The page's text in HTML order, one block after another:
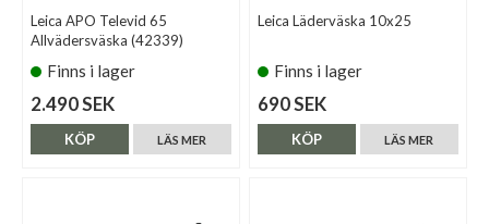
Leica APO Televid 65
Allvädersväska (42339)
Finns i lager
2.490 SEK
LÄS MER
KÖP
Leica Läderväska 10x25
Finns i lager
690 SEK
LÄS MER
KÖP